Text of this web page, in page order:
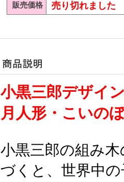
販売価格
売り切れました
小黒三郎デザイ
月人形・こいの
小黒三郎の組み
づくと、世界中